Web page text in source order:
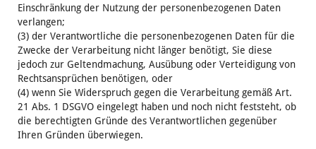
Einschränkung der Nutzung der personenbezogenen Daten
verlangen;
(3) der Verantwortliche die personenbezogenen Daten für die
Zwecke der Verarbeitung nicht länger benötigt, Sie diese
jedoch zur Geltendmachung, Ausübung oder Verteidigung von
Rechtsansprüchen benötigen, oder
(4) wenn Sie Widerspruch gegen die Verarbeitung gemäß Art.
21 Abs. 1 DSGVO eingelegt haben und noch nicht feststeht, ob
die berechtigten Gründe des Verantwortlichen gegenüber
Ihren Gründen überwiegen.